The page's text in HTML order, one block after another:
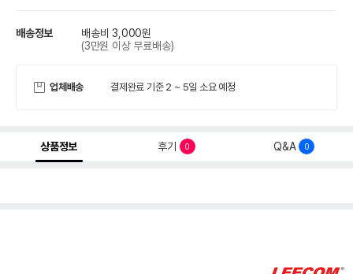
배송정보
배송비 3,000원
(3만원 이상 무료배송)
업체배송 결제완료 기준 2 ~ 5일 소요 예정
상품정보 후기 0 Q&A 0